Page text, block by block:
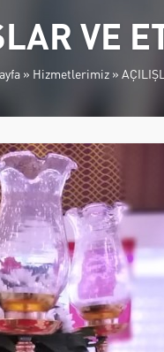
VE
» Hizmetlerimiz»